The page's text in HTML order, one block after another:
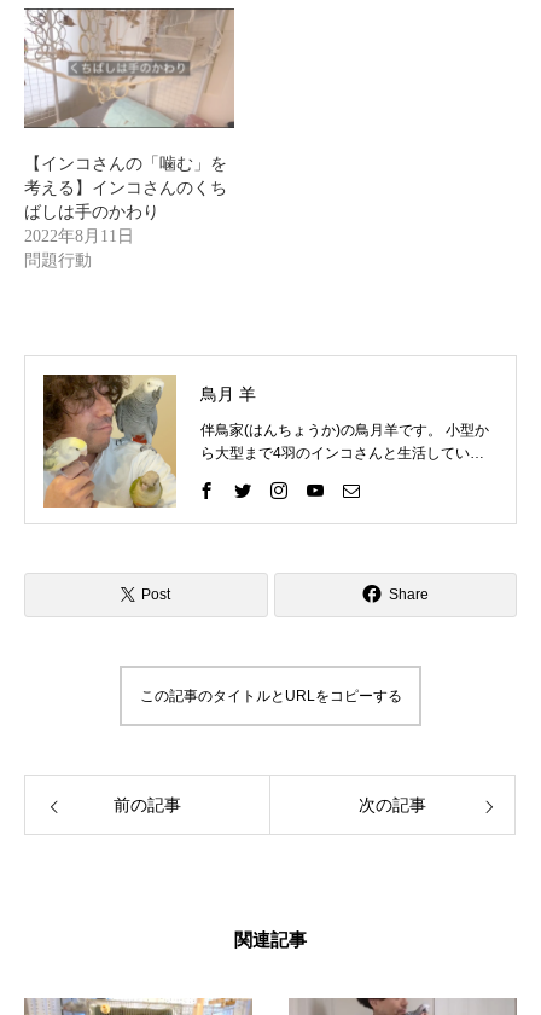
【インコさんの「噛む」を
考える】インコさんのくち
ばしは手のかわり
2022年8月11日
問題行動
鳥月 羊
伴鳥家(はんちょうか)の鳥月羊です。 小型か
ら大型まで4羽のインコさんと生活していま
困りごとを経験してきました。 そしてそれを
いろいろな方法で解決して、今ではインコさ
インコライフをさらに楽しいものにしたい。
インコさんと「生涯の相棒」と呼べるような
に、生きていく」 生涯の相棒インコと寄り添
える生活を愛鳥家さんと一緒にデザインして
Post Share
この記事のタイトルとURLをコピーする
前の記事 次の記事
関連記事